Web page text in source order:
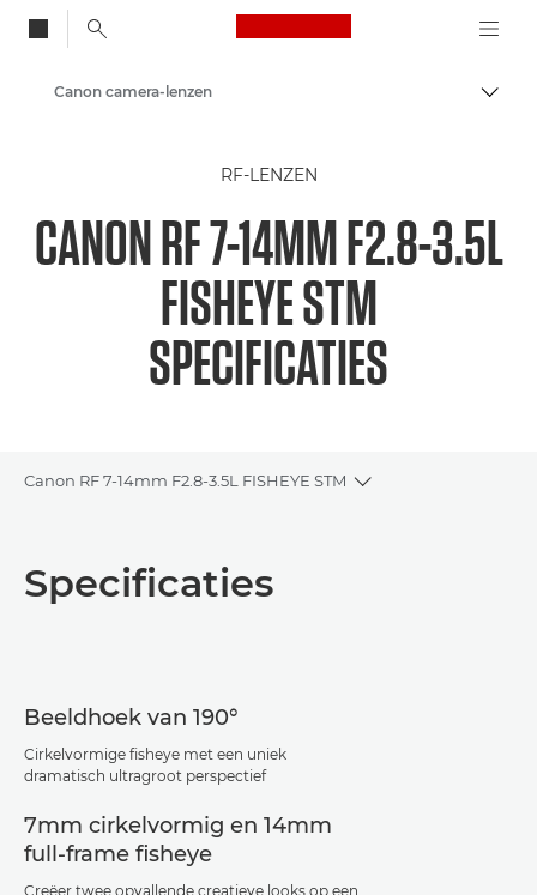
Canon Logo, back
Canon camera-lenzen
RF-LENZEN
CANON RF 7-14MM F2.8-3.5L
FISHEYE STM
SPECIFICATIES
Canon RF 7-14mm F2.8-3.5L FISHEYE STM
Toggle breadcrumbs
Specificaties
Specificaties
Beeldhoek van 190°
Cirkelvormige fisheye met een uniek
dramatisch ultragroot perspectief
7mm cirkelvormig en 14mm
full-frame fisheye
Creëer twee opvallende creatieve looks op een